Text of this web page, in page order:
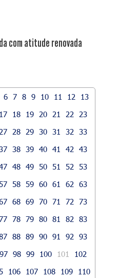
com atitude renovada
6 7 8 9 10 11 12
13
17 18 19 20 21 22
23
27 28 29 30 31 32
33
38 39 40 41 42
43
48 49 50 51 52
53
58 59 60 61 62
63
68 69 70 71 72
73
78 79 80 81 82
83
88 89 90 91 92
93
97 98 99 100 101
102
106 107 108 109
110